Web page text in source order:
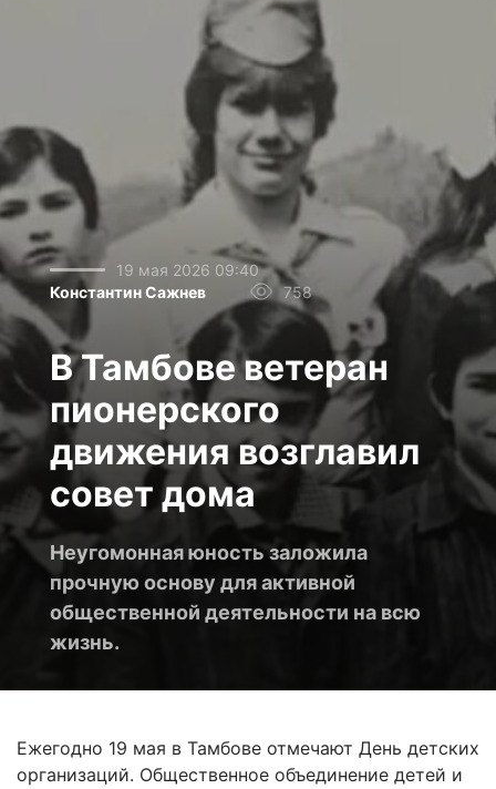
19 мая 2026 09:40
Константин Сажнев
758
В Тамбове ветеран
пионерского
движения возглавил
совет дома
Неугомонная юность заложила
прочную основу для активной
общественной деятельности на всю
жизнь.
Ежегодно 19 мая в Тамбове отмечают День детских
организаций. Общественное объединение детей и